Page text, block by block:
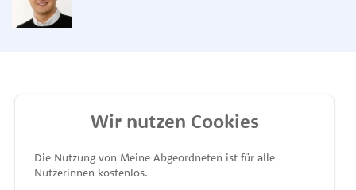
MEINE ABGEORDNETEN
unterstützt von
Wir nutzen Cookies
Die Nutzung von Meine Abgeordneten ist für alle
Nutzerinnen kostenlos.